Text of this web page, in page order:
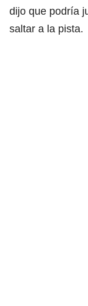
dijo que podría
saltar a la pista.